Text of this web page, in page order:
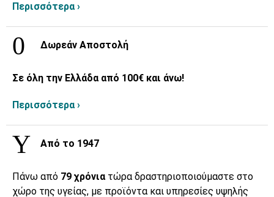
Περισσότερα ›
Δωρεάν Αποστολή
Σε όλη την Ελλάδα από 100€ και άνω!
Περισσότερα ›
Από το 1947
Πάνω από 79 χρόνια τώρα δραστηριοποιούμαστε στο
χώρο της υγείας, με προϊόντα και υπηρεσίες υψηλής